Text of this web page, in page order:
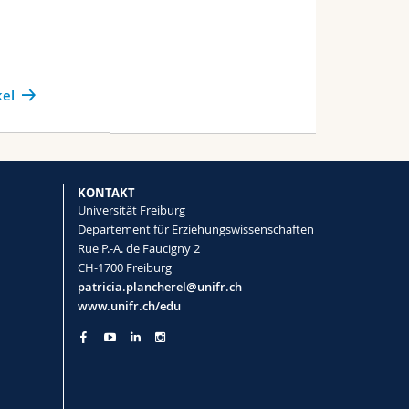
KONTAKT
Universität Freiburg
Departement für Erziehungswissenschaften
Rue P.-A. de Faucigny 2
CH-1700 Freiburg
patricia.plancherel@unifr.ch
www.unifr.ch/edu